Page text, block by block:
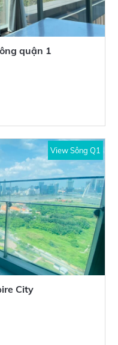
quận 1
View Sông Q1
City